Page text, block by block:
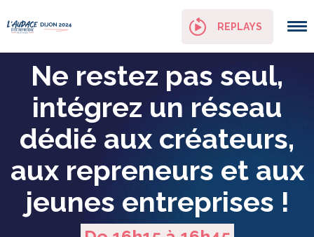
REPLAYS
Ne restez pas seul,
intégrez un réseau
dédié aux créateurs,
aux repreneurs et aux
jeunes entreprises !